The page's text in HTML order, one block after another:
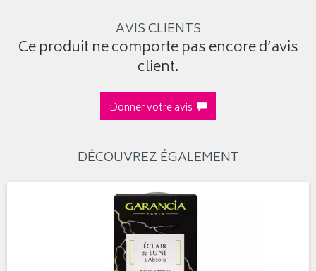
AVIS CLIENTS
Ce produit ne comporte pas encore d’avis
client.
Donner votre avis
DÉCOUVREZ ÉGALEMENT